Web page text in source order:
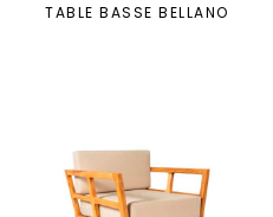
TABLE BASSE BELLANO